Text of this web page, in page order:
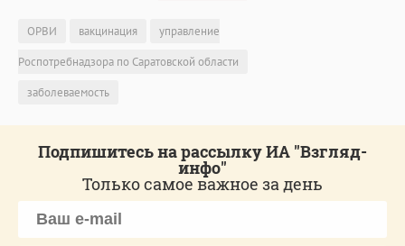
ОРВИ вакцинация
управление
Роспотребнадзора по Саратовской области
заболеваемость
Подпишитесь на рассылку ИА "Взгляд-
инфо"
Только самое важное за день